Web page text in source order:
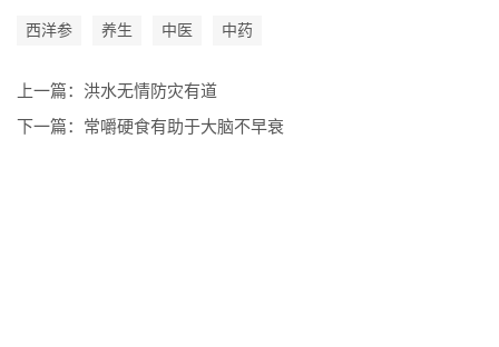
西洋参 养生 中医 中药
上一篇： 洪水无情防灾有道
下一篇： 常嚼硬食有助于大脑不早衰